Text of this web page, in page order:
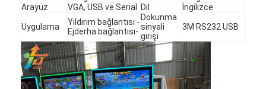
Arayüz
VGA, USB ve Serial Dil İngilizce
Uygulama
Yıldırım bağlantısı -
Ejderha bağlantısı-
Dokunma
sinyali
girişi
3M RS232 USB